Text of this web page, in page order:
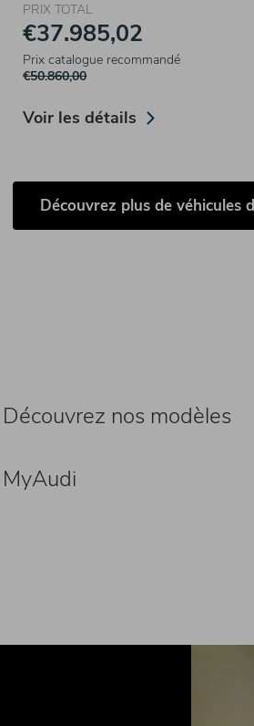
PRIX TOTAL
€37.985,02
Prix catalogue recommandé
€50.860,00
Voir les détails
Découvrez plus de véhicules
Découvrez nos modèles
MyAudi